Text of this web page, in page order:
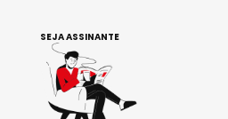
SEJA ASSINANTE